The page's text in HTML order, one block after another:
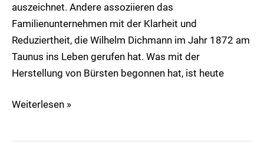
auszeichnet. Andere assoziieren das
Familienunternehmen mit der Klarheit und
Reduziertheit, die Wilhelm Dichmann im Jahr 1872 am
Taunus ins Leben gerufen hat. Was mit der
Herstellung von Bürsten begonnen hat, ist heute
Weiterlesen »